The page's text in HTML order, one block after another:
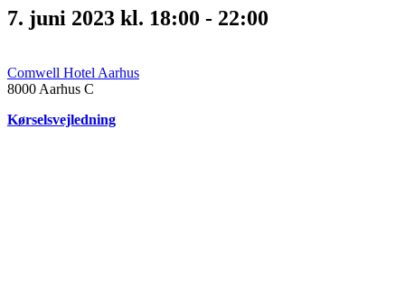
7. juni 2023 kl. 18:00 - 22:00
Comwell Hotel Aarhus
8000 Aarhus C
Kørselsvejledning